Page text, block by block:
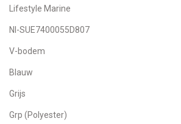
Lifestyle Marine
Nl-SUE7400055D807
V-bodem
Blauw
Grijs
Grp (Polyester)